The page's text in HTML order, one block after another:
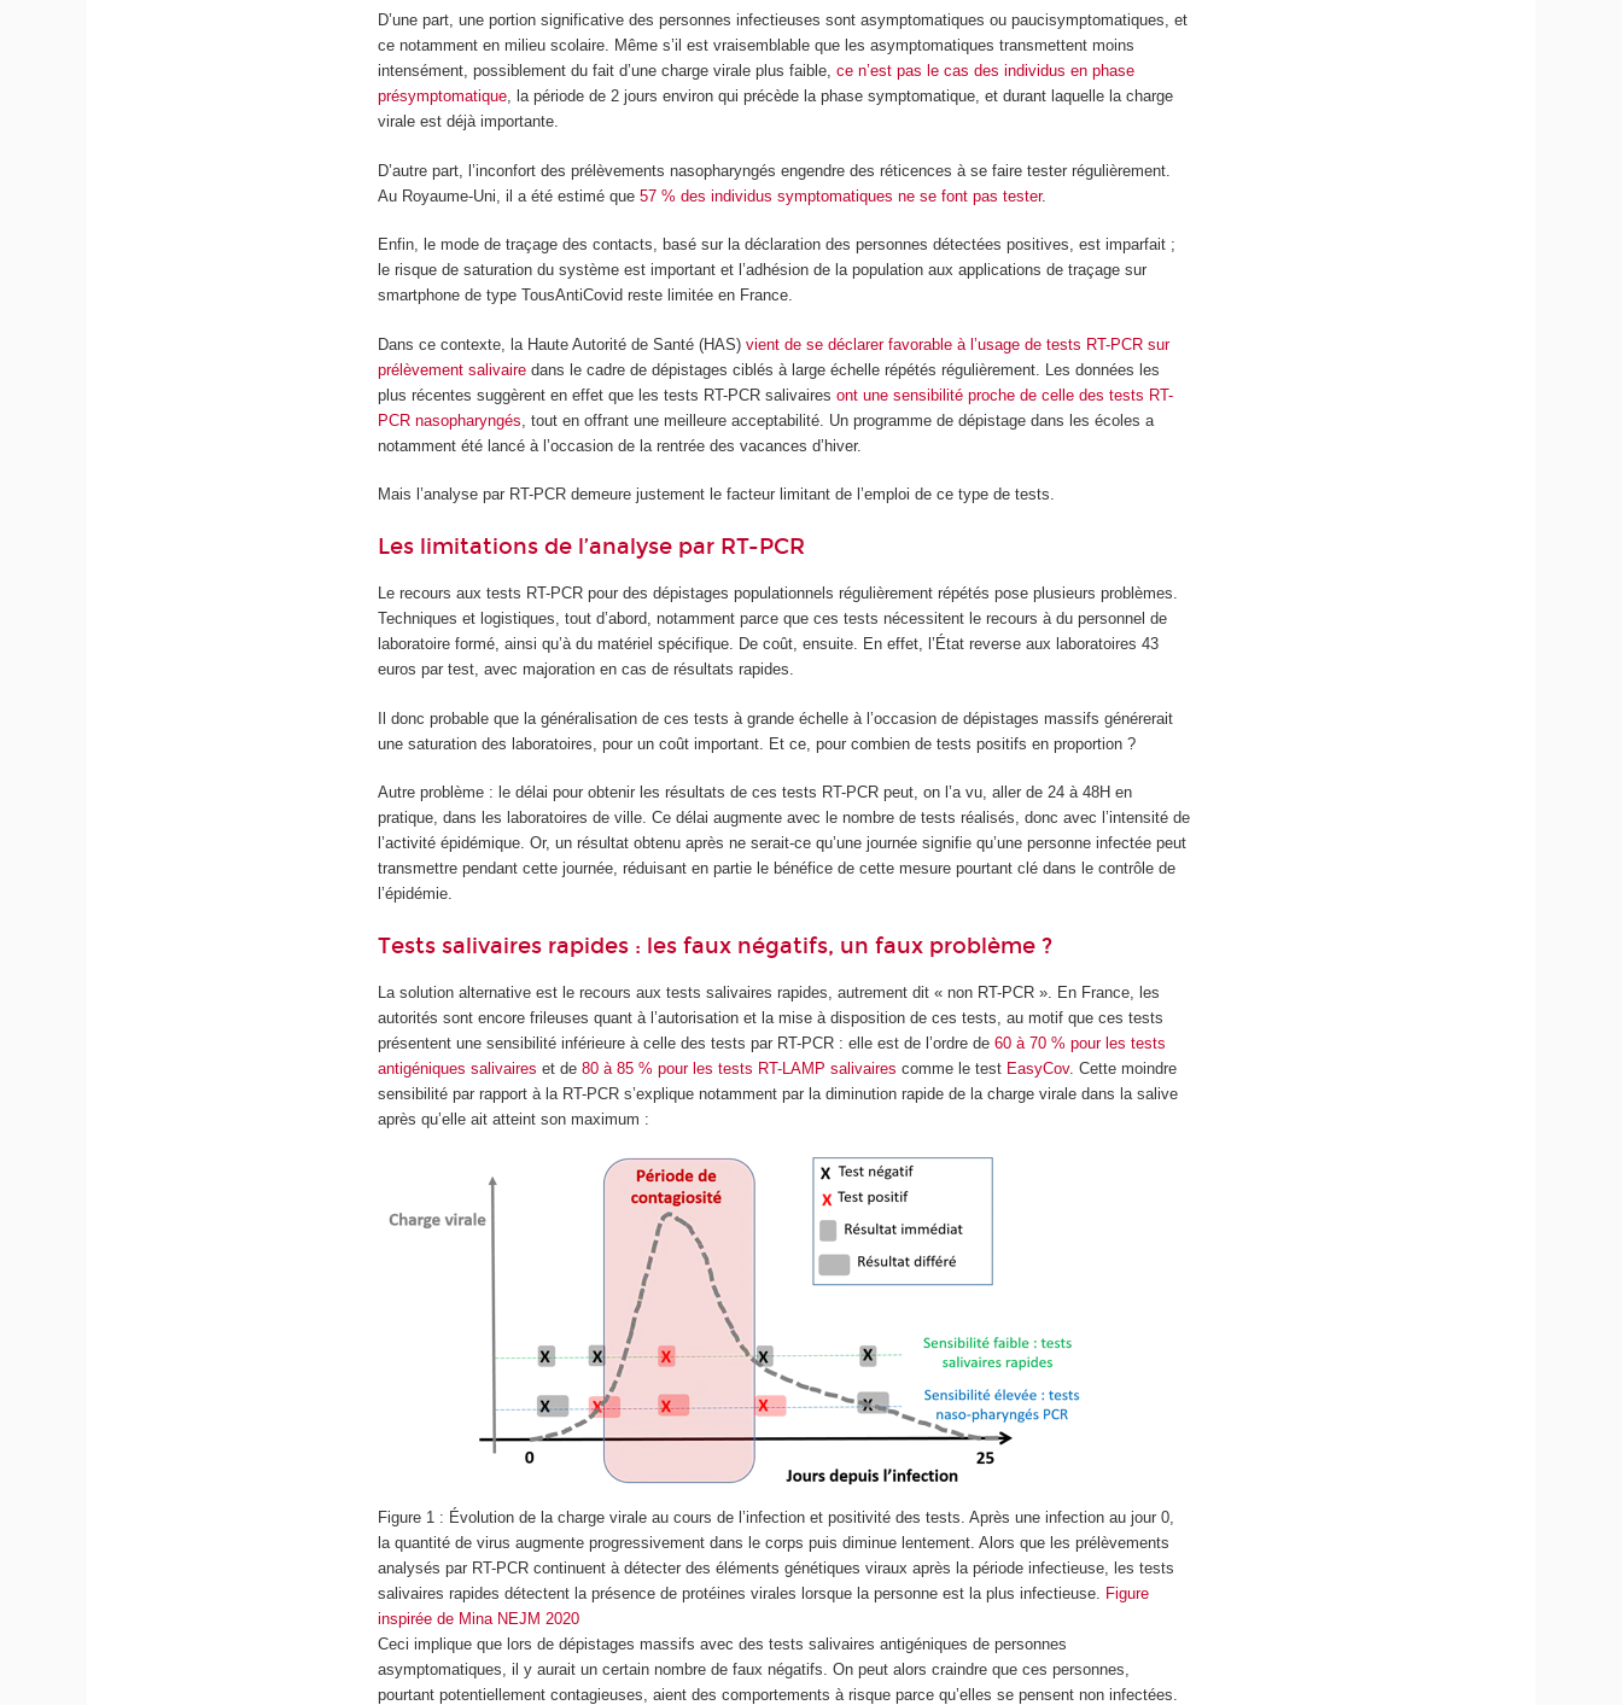
D’une part, une portion significative des personnes infectieuses sont asymptomatiques ou paucisymptomatiques, et
ce notamment en milieu scolaire. Même s’il est vraisemblable que les asymptomatiques transmettent moins
intensément, possiblement du fait d’une charge virale plus faible,ce n’est pas le cas des individus en phase
présymptomatique, la période de 2 jours environ qui précède la phase symptomatique, et durant laquelle la charge
virale est déjà importante.
D’autre part, l’inconfort des prélèvements nasopharyngés engendre des réticences à se faire tester régulièrement.
Au Royaume-Uni, il a été estimé que57 % des individus symptomatiques ne se font pas tester.
Enfin, le mode de traçage des contacts, basé sur la déclaration des personnes détectées positives, est imparfait ;
le risque de saturation du système est important et l’adhésion de la population aux applications de traçage sur
smartphone de type TousAntiCovid reste limitée en France.
Dans ce contexte, la Haute Autorité de Santé (HAS)vient de se déclarer favorable à l’usage de tests RT-PCR sur
prélèvement salivaire dans le cadre de dépistages ciblés à large échelle répétés régulièrement. Les données les
plus récentes suggèrent en effet que les tests RT-PCR salivairesont une sensibilité proche de celle des tests RT-
PCR nasopharyngés , tout en offrant une meilleure acceptabilité. Un programme de dépistage dans les écoles a
notamment été lancé à l’occasion de la rentrée des vacances d’hiver.
Mais l’analyse par RT-PCR demeure justement le facteur limitant de l’emploi de ce type de tests.
Les limitations de l’analyse par RT-PCR
Le recours aux tests RT-PCR pour des dépistages populationnels régulièrement répétés pose plusieurs problèmes.
Techniques et logistiques, tout d’abord, notamment parce que ces tests nécessitent le recours à du personnel de
laboratoire formé, ainsi qu’à du matériel spécifique. De coût, ensuite. En effet, l’État reverse aux laboratoires 43
euros par test, avec majoration en cas de résultats rapides.
Il donc probable que la généralisation de ces tests à grande échelle à l’occasion de dépistages massifs générerait
une saturation des laboratoires, pour un coût important. Et ce, pour combien de tests positifs en proportion ?
Autre problème : le délai pour obtenir les résultats de ces tests RT-PCR peut, on l’a vu, aller de 24 à 48H en
pratique, dans les laboratoires de ville. Ce délai augmente avec le nombre de tests réalisés, donc avec l’intensité de
l’activité épidémique. Or, un résultat obtenu après ne serait-ce qu’une journée signifie qu’une personne infectée peut
transmettre pendant cette journée, réduisant en partie le bénéfice de cette mesure pourtant clé dans le contrôle de
l’épidémie.
Tests salivaires rapides : les faux négatifs, un faux problème ?
La solution alternative est le recours aux tests salivaires rapides, autrement dit « non RT-PCR ». En France, les
autorités sont encore frileuses quant à l’autorisation et la mise à disposition de ces tests, au motif que ces tests
présentent une sensibilité inférieure à celle des tests par RT-PCR : elle est de l’ordre de60 à 70 % pour les tests
antigéniques salivaires et de80 à 85 % pour les tests RT-LAMP salivaires comme le test EasyCov. Cette moindre
sensibilité par rapport à la RT-PCR s’explique notamment par la diminution rapide de la charge virale dans la salive
après qu’elle ait atteint son maximum :
Figure 1 : Évolution de la charge virale au cours de l’infection et positivité des tests. Après une infection au jour 0,
la quantité de virus augmente progressivement dans le corps puis diminue lentement. Alors que les prélèvements
analysés par RT-PCR continuent à détecter des éléments génétiques viraux après la période infectieuse, les tests
salivaires rapides détectent la présence de protéines virales lorsque la personne est la plus infectieuse. Figure
inspirée de Mina NEJM 2020
Ceci implique que lors de dépistages massifs avec des tests salivaires antigéniques de personnes
asymptomatiques, il y aurait un certain nombre de faux négatifs. On peut alors craindre que ces personnes,
pourtant potentiellement contagieuses, aient des comportements à risque parce qu’elles se pensent non infectées.